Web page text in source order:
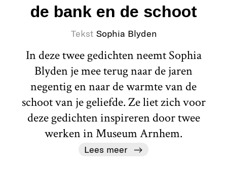
de bank en de schoot
Tekst Sophia Blyden
In deze twee gedichten neemt Sophia
Blyden je mee terug naar de jaren
negentig en naar de warmte van de
schoot van je geliefde. Ze liet zich voor
deze gedichten inspireren door twee
werken in Museum Arnhem.
Lees meer